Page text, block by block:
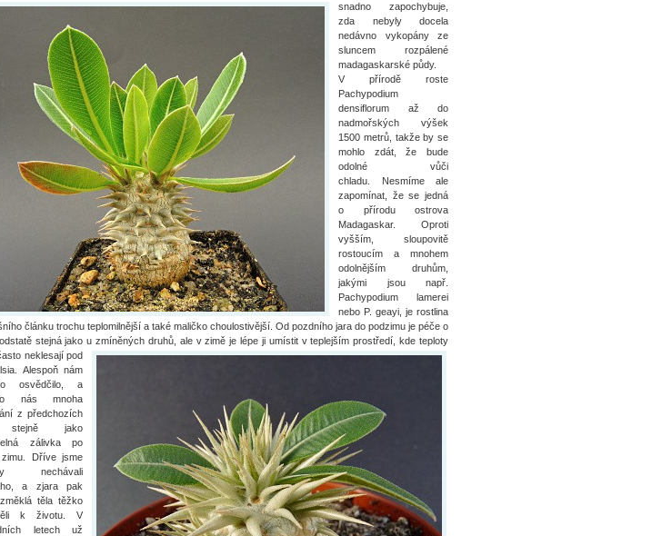
snadno zapochybuje,
zda nebyly docela
nedávno vykopány ze
sluncem rozpálené
madagaskarské půdy.
V přírodě roste
Pachypodium
densiflorum až do
nadmořských výšek
1500 metrů, takže by se
mohlo zdát, že bude
odolné vůči
chladu. Nesmíme ale
zapomínat, že se jedná
o přírodu ostrova
Madagaskar. Oproti
vyšším, sloupovitě
rostoucím a mnohem
odolnějším druhům,
jakými jsou např.
Pachypodium lamerei
nebo P. geayi, je rostlina
článku trochu teplomilnější a také maličko choulostivější. Od pozdního jara do podzimu je péče o
stejná jako u zmíněných druhů, ale v zimě je lépe ji umístit v teplejším prostředí, kde teploty
neklesají pod
Alespoň nám
osvědčilo, a
nás mnoha
z předchozích
jako
zálivka po
Dříve jsme
nechávali
a zjara pak
těla těžko
k životu. V
letech už